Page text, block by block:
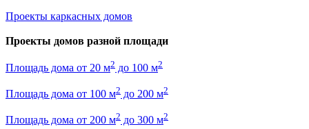
Проекты каркасных домов
Проекты домов разной площади
Площадь дома от 20 м2 до 100 м2
Площадь дома от 100 м2 до 200 м2
Площадь дома от 200 м2 до 300 м2